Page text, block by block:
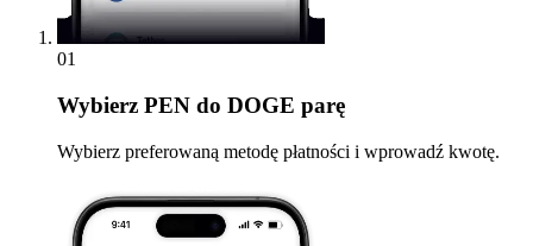
01
Wybierz PEN do DOGE parę
Wybierz preferowaną metodę płatności i wprowadź kwotę.